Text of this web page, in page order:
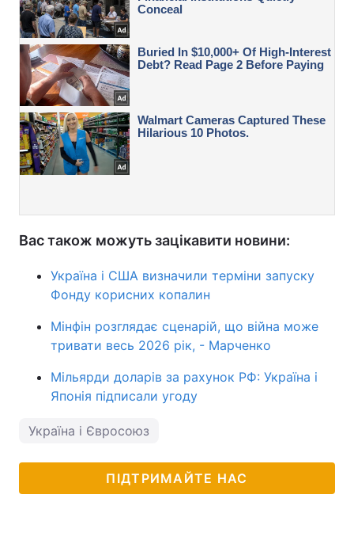
Вас також можуть зацікавити новини:
Україна і США визначили терміни запуску
Фонду корисних копалин
Мінфін розглядає сценарій, що війна може
тривати весь 2026 рік, - Марченко
Мільярди доларів за рахунок РФ: Україна і
Японія підписали угоду
Україна і Євросоюз
ПІДТРИМАЙТЕ НАС